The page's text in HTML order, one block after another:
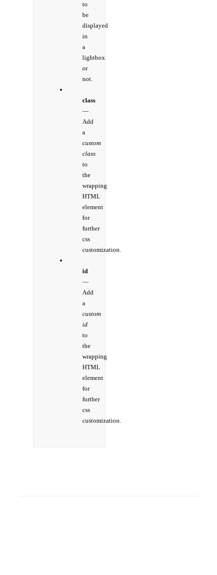
to
be
displayed
in
a
lightbox
or
not.
class
—
Add
a
custom
class
to
the
wrapping
HTML
element
for
further
css
customization.
id
—
Add
a
custom
id
to
the
wrapping
HTML
element
for
further
css
customization.